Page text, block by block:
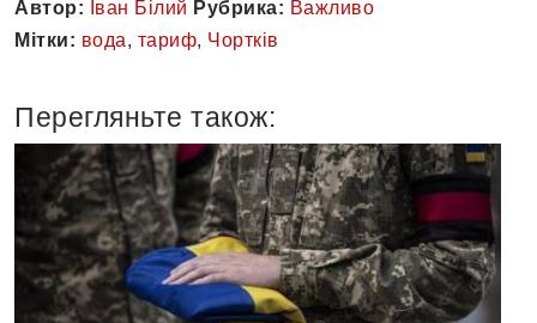
Автор: Іван Білий Рубрика: Важливо
Мітки: вода, тариф, Чортків
Перегляньте також: